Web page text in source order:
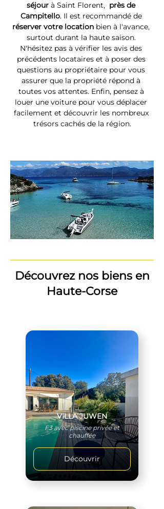
séjour à Saint Florent, près de
Campitello. Il est recommandé de
réserver votre location bien à l'avance,
surtout durant la haute saison.
N'hésitez pas à vérifier les avis des
précédents locataires et à poser des
questions au propriétaire pour vous
assurer que la propriété répond à
toutes vos attentes. Enfin, pensez à
louer une voiture pour vous déplacer
facilement et découvrir les nombreux
trésors cachés de la région.
Découvrez nos biens en
Haute-Corse
VILLA JUWEN
F3 avec piscine privée et
chauffée
Découvrir